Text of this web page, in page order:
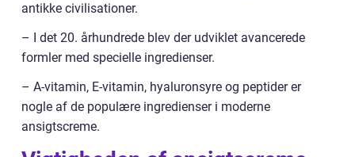
antikke civilisationer.
– I det 20. århundrede blev der udviklet avancerede
formler med specielle ingredienser.
– A-vitamin, E-vitamin, hyaluronsyre og peptider er
nogle af de populære ingredienser i moderne
ansigtscreme.